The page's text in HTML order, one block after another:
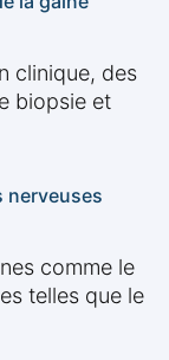
clinique, des
biopsie et
nerveuses
comme le
telles que le